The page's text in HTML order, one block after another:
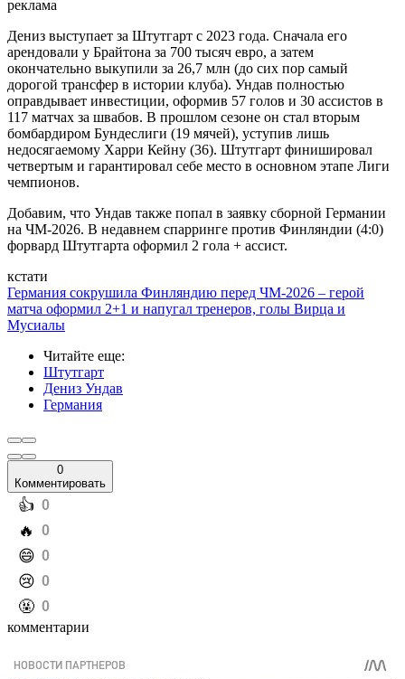
реклама
Дениз выступает за Штутгарт с 2023 года. Сначала его
арендовали у Брайтона за 700 тысяч евро, а затем
окончательно выкупили за 26,7 млн (до сих пор самый
дорогой трансфер в истории клуба). Ундав полностью
оправдывает инвестиции, оформив 57 голов и 30 ассистов в
117 матчах за швабов. В прошлом сезоне он стал вторым
бомбардиром Бундеслиги (19 мячей), уступив лишь
недосягаемому Харри Кейну (36). Штутгарт финишировал
четвертым и гарантировал себе место в основном этапе Лиги
чемпионов.
Добавим, что Ундав также попал в заявку сборной Германии
на ЧМ-2026. В недавнем спарринге против Финляндии (4:0)
форвард Штутгарта оформил 2 гола + ассист.
кстати
Германия сокрушила Финляндию перед ЧМ-2026 – герой
матча оформил 2+1 и напугал тренеров, голы Вирца и
Мусиалы
Читайте еще:
Штутгарт
Дениз Ундав
Германия
0
Комментировать
️👍 0
️🔥 0
️😄 0
️😢 0
️🤬 0
комментарии